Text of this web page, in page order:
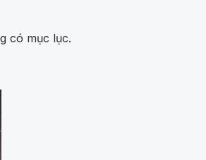
có mục lục.